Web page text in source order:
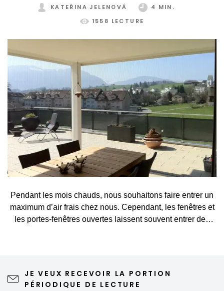
KATEŘINA JELENOVÁ
4 MIN.
1558 LECTURE
Pendant les mois chauds, nous souhaitons faire entrer un
maximum d’air frais chez nous. Cependant, les fenêtres et
les portes-fenêtres ouvertes laissent souvent entrer des
du printemps et de l’été. Une moustiquaire de qualité
JE VEUX RECEVOIR LA PORTION
PÉRIODIQUE DE LECTURE